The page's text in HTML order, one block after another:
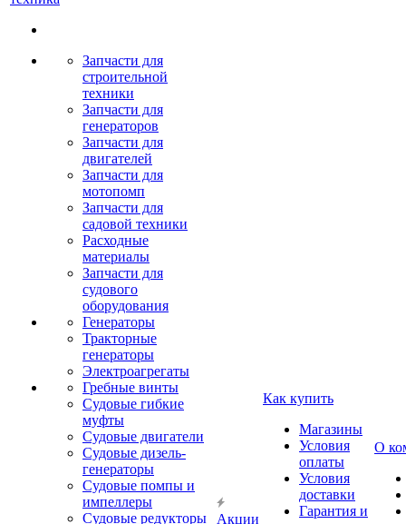
Запчасти для
строительной
техники
Запчасти для
генераторов
Запчасти для
двигателей
Запчасти для
мотопомп
Запчасти для
садовой техники
Расходные
материалы
Запчасти для
судового
оборудования
Генераторы
Тракторные
генераторы
Электроагрегаты
Гребные винты
Судовые гибкие
муфты
Судовые двигатели
Судовые дизель-
генераторы
Судовые помпы и
импеллеры
Судовые редукторы
Акции
Как купить
Магазины
Условия
оплаты
Условия
доставки
Гарантия и
О